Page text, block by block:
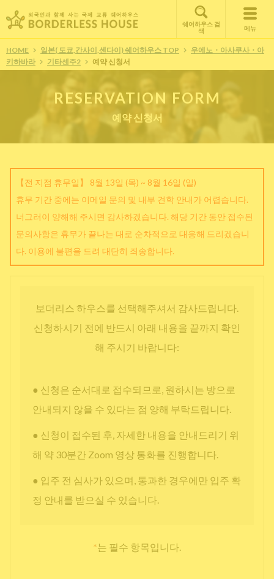
쉐어하우스 검
색
메뉴
HOME 일본( 도쿄,간사이,센다이) 쉐어하우스 TOP
우에노・아사쿠사・아
키하바라
기타센주2 예약 신청서
RESERVATION FORM
예약 신청서
【전 지점 휴무일】 8월 13일 (목) ~ 8월 16일 (일)
휴무 기간 중에는 이메일 문의 및 내부 견학 안내가 어렵습니다.
너그러이 양해해 주시면 감사하겠습니다. 해당 기간 동안 접수된
문의사항은 휴무가 끝나는 대로 순차적으로 대응해 드리겠습니
다. 이용에 불편을 드려 대단히 죄송합니다.
보더리스 하우스를 선택해주셔서 감사드립니다.
신청하시기 전에 반드시 아래 내용을 끝까지 확인
해 주시기 바랍니다:
● 신청은 순서대로 접수되므로, 원하시는 방으로
안내되지 않을 수 있다는 점 양해 부탁드립니다.
● 신청이 접수된 후, 자세한 내용을 안내드리기 위
해 약 30분간 Zoom 영상 통화를 진행합니다.
● 입주 전 심사가 있으며, 통과한 경우에만 입주 확
정 안내를 받으실 수 있습니다.
*는 필수 항목입니다.